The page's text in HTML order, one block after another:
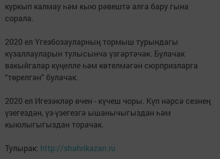
куркып калмау һәм кыю рәвештә алга бару гына
сорала.
2020 ел Үгезбозауларның тормыш турындагы
күзаллауларын тулысынча үзгәртәчәк. Булачак
вакыйгалар күңелле һәм көтелмәгән сюрпризларга
“төрелгән” булачак.
2020 ел Игезәкләр өчен - күчеш чоры. Күп нәрсә сезнең
үзегездән, үз-үзегезгә ышанычыгыздан һәм
кыюлыгыгыздан торачак.
Тулырак: http://shahrikazan.ru